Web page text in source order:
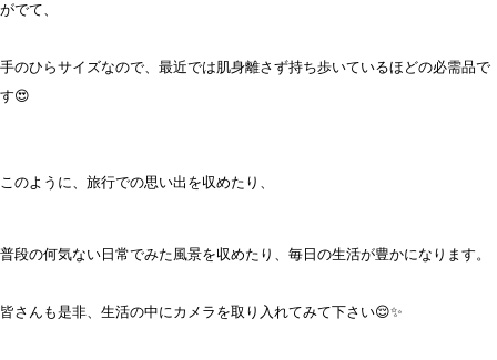
がでて、
手のひらサイズなので、最近では肌身離さず持ち歩いているほどの必需品で
す😍
このように、旅行での思い出を収めたり、
普段の何気ない日常でみた風景を収めたり、毎日の生活が豊かになります。
皆さんも是非、生活の中にカメラを取り入れてみて下さい😌✨